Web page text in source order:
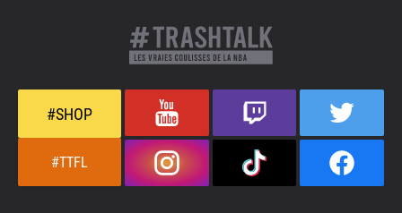
#SHOP
#TTFL